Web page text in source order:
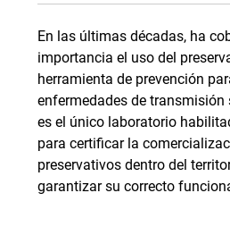
En las últimas décadas, ha
importancia el uso del
herramienta de prevención
enfermedades de transmisión
es el único laboratorio
para certificar la
preservativos dentro del
garantizar su correcto